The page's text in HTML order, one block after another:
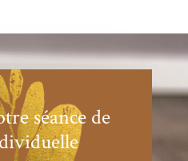
séance de